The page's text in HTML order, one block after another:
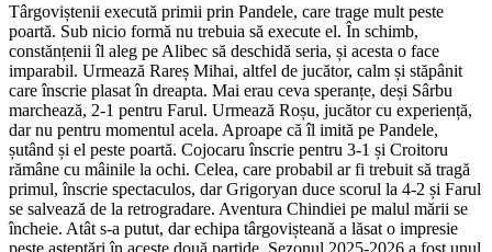
Târgoviștenii execută primii prin Pandele, care trage mult peste
poartă. Sub nicio formă nu trebuia să execute el. În schimb,
constănțenii îl aleg pe Alibec să deschidă seria, și acesta o face
imparabil. Urmează Rareș Mihai, altfel de jucător, calm și stăpânit
care înscrie plasat în dreapta. Mai erau ceva speranțe, deși Sârbu
marchează, 2-1 pentru Farul. Urmează Roșu, jucător cu experiență,
dar nu pentru momentul acela. Aproape că îl imită pe Pandele,
șutând și el peste poartă. Cojocaru înscrie pentru 3-1 și Croitoru
rămâne cu mâinile la ochi. Celea, care probabil ar fi trebuit să tragă
primul, înscrie spectaculos, dar Grigoryan duce scorul la 4-2 și Farul
se salvează de la retrogradare. Aventura Chindiei pe malul mării se
încheie. Atât s-a putut, dar echipa târgovișteană a lăsat o impresie
peste așteptări în aceste două partide. Sezonul 2025-2026 a fost unul